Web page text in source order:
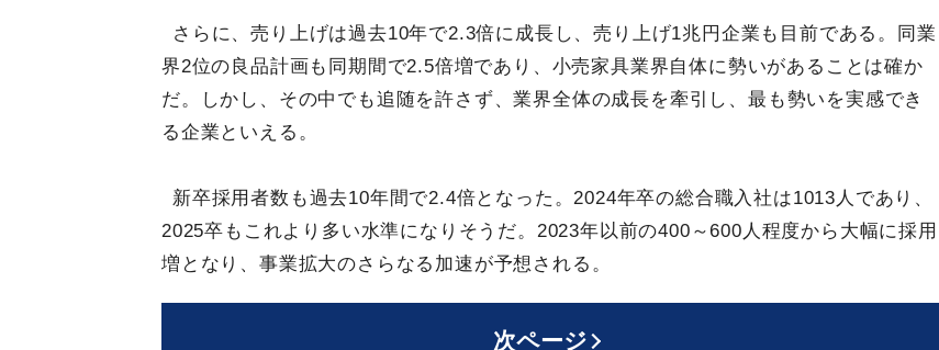
さらに、売り上げは過去10年で2.3倍に成長し、売り上げ1兆円企業も目前である。同業
界2位の良品計画も同期間で2.5倍増であり、小売家具業界自体に勢いがあることは確か
だ。しかし、その中でも追随を許さず、業界全体の成長を牽引し、最も勢いを実感でき
る企業といえる。
新卒採用者数も過去10年間で2.4倍となった。2024年卒の総合職入社は1013人であり、
2025卒もこれより多い水準になりそうだ。2023年以前の400～600人程度から大幅に採用
増となり、事業拡大のさらなる加速が予想される。
次ページ